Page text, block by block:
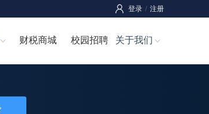
登录 / 注册
财税商城 校园招聘 关于我们